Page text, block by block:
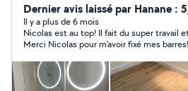
fonctionnel ? Que ce soit pour des
rénovation, d'aménagement ou
immobilier, je suis à votre service
sur mesure : Mes prestations : Menuiserie : Pose de
portes, fenêtres, parquets, et
mesure. Plaquage : Cloisons, plafonds, isolations,
Dernier avis laissé par Hanane :
Il y a plus de 6 mois
Nicolas est au top! Il fait du super travail
Merci Nicolas pour m'avoir fixé mes
A bientôt